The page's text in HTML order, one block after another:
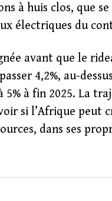
à huis clos, que
électriques du
avant que le
4,2%, au-
à fin 2025. La
si l’Afrique
dans ses